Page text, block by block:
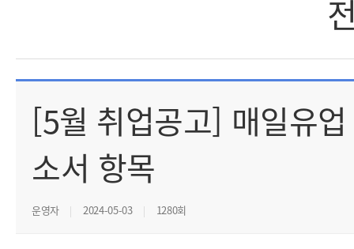
[5월 취업공고] 매일유
소서 항목
운영자 2024-05-03 1280회